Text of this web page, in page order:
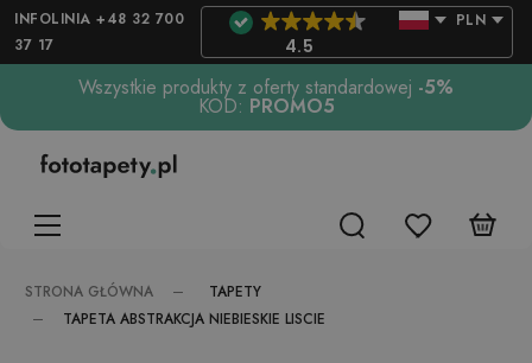
INFOLINIA +48 32 700
37 17
4.5
PLN
Wszystkie produkty z oferty standardowej -5%
KOD: PROMO5
STRONA GŁÓWNA
TAPETY
TAPETA ABSTRAKCJA NIEBIESKIE LISCIE